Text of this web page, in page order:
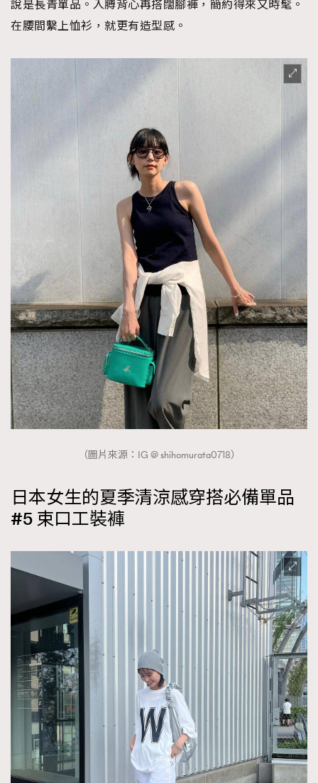
說是長青單品。入膊背心再搭闊腳褲，簡約得來又時髦。
在腰間繫上恤衫，就更有造型感。
（圖片來源：IG @ shihomurata0718）
日本女生的夏季清涼感穿搭必備單品
#5 束口工裝褲